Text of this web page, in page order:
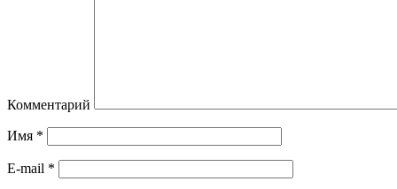
Комментарий
Имя *
E-mail *